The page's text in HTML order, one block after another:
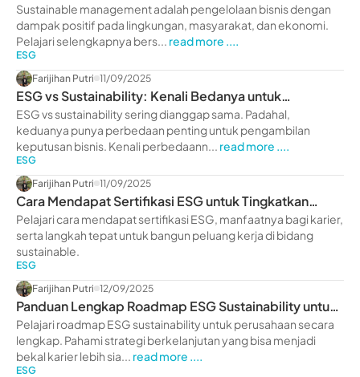
hingga Strategi
Sustainable management adalah pengelolaan bisnis dengan
dampak positif pada lingkungan, masyarakat, dan ekonomi.
Pelajari selengkapnya bers... read more ....
ESG
Farijihan Putri 11/09/2025
ESG vs Sustainability: Kenali Bedanya untuk
Keputusan Bisnis
ESG vs sustainability sering dianggap sama. Padahal,
keduanya punya perbedaan penting untuk pengambilan
keputusan bisnis. Kenali perbedaann... read more ....
ESG
Farijihan Putri 11/09/2025
Cara Mendapat Sertifikasi ESG untuk Tingkatkan
Karier
Pelajari cara mendapat sertifikasi ESG, manfaatnya bagi karier,
serta langkah tepat untuk bangun peluang kerja di bidang
sustainable.
ESG
Farijihan Putri 12/09/2025
Panduan Lengkap Roadmap ESG Sustainability untuk
Perusahaan
Pelajari roadmap ESG sustainability untuk perusahaan secara
lengkap. Pahami strategi berkelanjutan yang bisa menjadi
bekal karier lebih sia... read more ....
ESG